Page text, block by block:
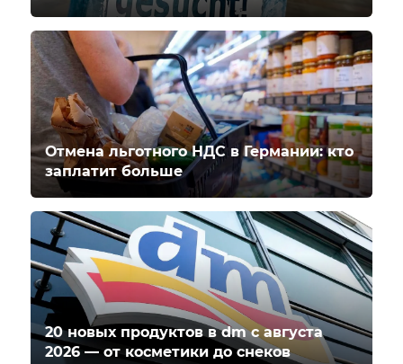
Отмена льготного НДС в Германии: кто
заплатит больше
20 новых продуктов в dm с августа
2026 — от косметики до снеков